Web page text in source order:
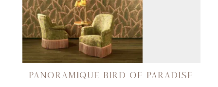
PANORAMIQUE BIRD OF PARADISE